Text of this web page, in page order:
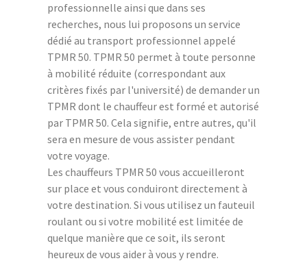
professionnelle ainsi que dans ses
recherches, nous lui proposons un service
dédié au transport professionnel appelé
TPMR 50. TPMR 50 permet à toute personne
à mobilité réduite (correspondant aux
critères fixés par l'université) de demander un
TPMR dont le chauffeur est formé et autorisé
par TPMR 50. Cela signifie, entre autres, qu'il
sera en mesure de vous assister pendant
votre voyage.
Les chauffeurs TPMR 50 vous accueilleront
sur place et vous conduiront directement à
votre destination. Si vous utilisez un fauteuil
roulant ou si votre mobilité est limitée de
quelque manière que ce soit, ils seront
heureux de vous aider à vous y rendre.